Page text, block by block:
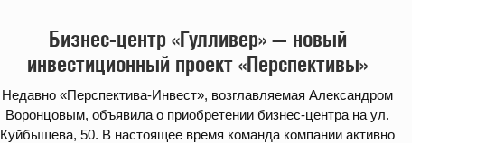
Бизнес-центр «Гулливер» — новый
инвестиционный проект «Перспективы»
Недавно «Перспектива-Инвест», возглавляемая Александром
Воронцовым, объявила о приобретении бизнес-центра на ул.
Куйбышева, 50. В настоящее время команда компании активно